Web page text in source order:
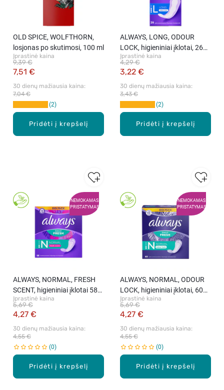
Pridėti į krepšelį
OLD SPICE, WOLFTHORN,
losjonas po skutimosi, 100 ml
Įprastinė kaina
7,51 €
9,39 €
30 dienų mažiausia kaina:
7,04 €
2
Pridėti į krepšelį
ALWAYS, LONG, ODOUR
LOCK, higieniniai įklotai, 26
vnt.
Įprastinė kaina
3,22 €
4,29 €
30 dienų mažiausia kaina:
3,43 €
2
NEMOKAMAS
PRISTATYMAS
Pridėti į krepšelį
ALWAYS, NORMAL, FRESH
SCENT, higieniniai įklotai 58
vnt.
Įprastinė kaina
4,27 €
5,69 €
30 dienų mažiausia kaina:
4,55 €
0
NEMOKAMAS
PRISTATYMAS
Pridėti į krepšelį
ALWAYS, NORMAL, ODOUR
LOCK, higieniniai įklotai, 60
vnt.
Įprastinė kaina
4,27 €
5,69 €
30 dienų mažiausia kaina:
4,55 €
0